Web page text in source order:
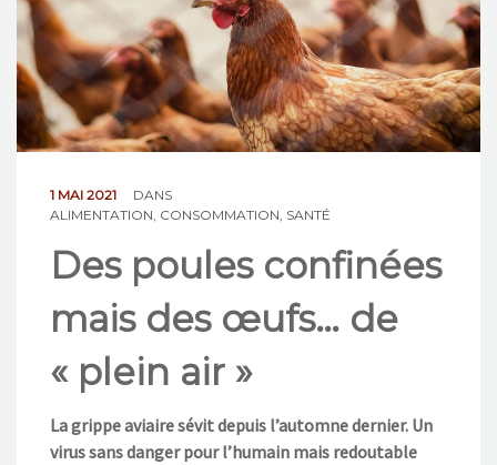
NOS ACTIONS
CONTACT
1 MAI 2021
DANS
ALIMENTATION CONSOMMATION SANTÉ
Des poules confinées
mais des œufs… de
« plein air »
La grippe aviaire sévit depuis l’automne dernier. Un
virus sans danger pour l’humain mais redoutable